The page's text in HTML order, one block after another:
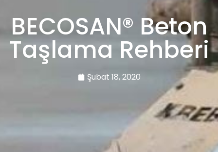
BECOSAN® Beton
Taşlama Rehberi
Şubat 18, 2020